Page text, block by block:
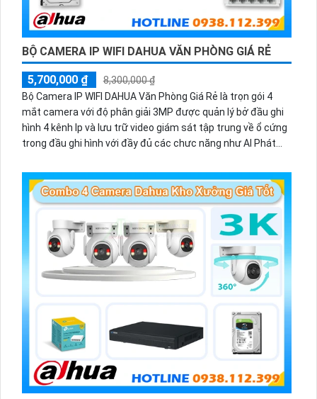
BỘ CAMERA IP WIFI DAHUA VĂN PHÒNG GIÁ RẺ
5,700,000 ₫
8,300,000 ₫
Bộ Camera IP WIFI DAHUA Văn Phòng Giá Rẻ là trọn gói 4
mắt camera với độ phân giải 3MP được quản lý bở đầu ghi
hình 4 kênh Ip và lưu trữ video giám sát tập trung về ổ cứng
trong đầu ghi hình với đầy đủ các chưc năng như AI Phát
có màu vào ban đêm